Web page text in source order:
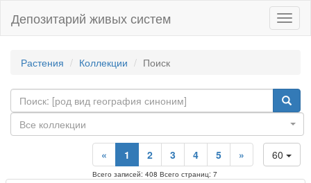
Депозитарий живых систем
Растения Коллекции Поиск
Все коллекции
60
« 1 2 3 4 5 »
Всего записей: 408 Всего страниц: 7